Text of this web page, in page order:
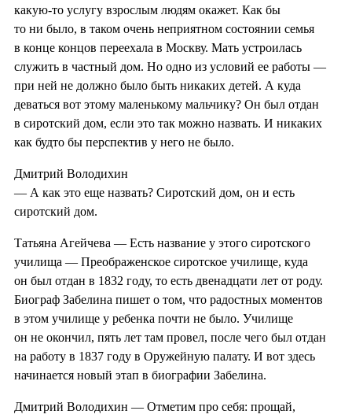
какую-то услугу взрослым людям окажет. Как бы
то ни было, в таком очень неприятном состоянии семья
в конце концов переехала в Москву. Мать устроилась
служить в частный дом. Но одно из условий ее работы —
при ней не должно было быть никаких детей. А куда
деваться вот этому маленькому мальчику? Он был отдан
в сиротский дом, если это так можно назвать. И никаких
как будто бы перспектив у него не было.
Дмитрий Володихин
— А как это еще назвать? Сиротский дом, он и есть
сиротский дом.
Татьяна Агейчева — Есть название у этого сиротского
училища — Преображенское сиротское училище, куда
он был отдан в 1832 году, то есть двенадцати лет от роду.
Биограф Забелина пишет о том, что радостных моментов
в этом училище у ребенка почти не было. Училище
он не окончил, пять лет там провел, после чего был отдан
на работу в 1837 году в Оружейную палату. И вот здесь
начинается новый этап в биографии Забелина.
Дмитрий Володихин — Отметим про себя: прощай,